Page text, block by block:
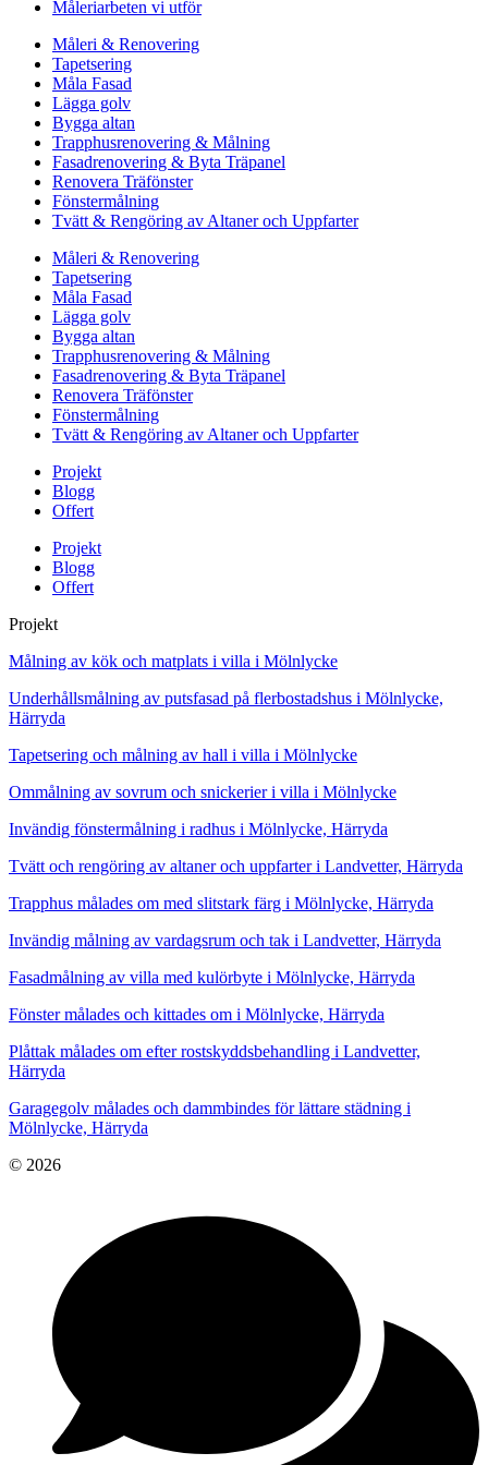
Måleriarbeten vi utför
Måleri & Renovering
Tapetsering
Måla Fasad
Lägga golv
Bygga altan
Trapphusrenovering & Målning
Fasadrenovering & Byta Träpanel
Renovera Träfönster
Fönstermålning
Tvätt & Rengöring av Altaner och Uppfarter
Måleri & Renovering
Tapetsering
Måla Fasad
Lägga golv
Bygga altan
Trapphusrenovering & Målning
Fasadrenovering & Byta Träpanel
Renovera Träfönster
Fönstermålning
Tvätt & Rengöring av Altaner och Uppfarter
Projekt
Blogg
Offert
Projekt
Blogg
Offert
Projekt
Målning av kök och matplats i villa i Mölnlycke
Underhållsmålning av putsfasad på flerbostadshus i Mölnlycke,
Härryda
Tapetsering och målning av hall i villa i Mölnlycke
Ommålning av sovrum och snickerier i villa i Mölnlycke
Invändig fönstermålning i radhus i Mölnlycke, Härryda
Tvätt och rengöring av altaner och uppfarter i Landvetter, Härryda
Trapphus målades om med slitstark färg i Mölnlycke, Härryda
Invändig målning av vardagsrum och tak i Landvetter, Härryda
Fasadmålning av villa med kulörbyte i Mölnlycke, Härryda
Fönster målades och kittades om i Mölnlycke, Härryda
Plåttak målades om efter rostskyddsbehandling i Landvetter,
Härryda
Garagegolv målades och dammbindes för lättare städning i
Mölnlycke, Härryda
© 2026